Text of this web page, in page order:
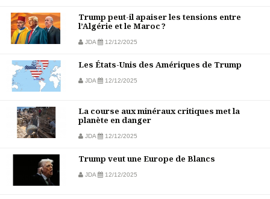
Trump peut-il apaiser les tensions entre
l’Algérie et le Maroc ?
JDA 12/12/2025
Les États-Unis des Amériques de Trump
JDA 12/12/2025
La course aux minéraux critiques met la
planète en danger
JDA 12/12/2025
Trump veut une Europe de Blancs
JDA 12/12/2025